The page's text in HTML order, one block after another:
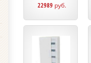
22989 руб.